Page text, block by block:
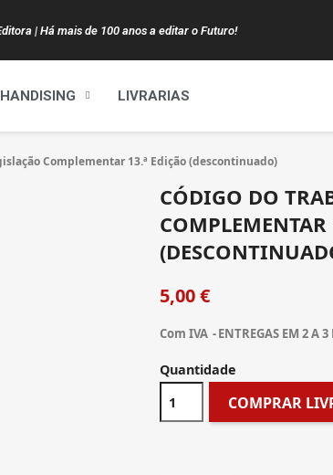
| Há mais de 100 anos a editar o Futuro!
LIVRARIAS
Complementar 13.ª Edição (descontinuado)
CÓDIGO DO
5,00 €
Com IVA ENTREGAS EM 2 A
Quantidade
COMPRAR